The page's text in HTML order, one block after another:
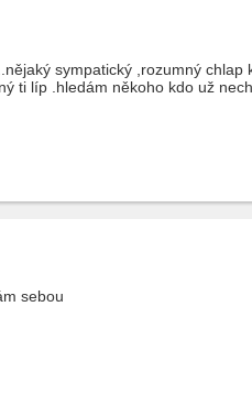
sympatický ,rozumný
ti líp .hledám někoho kdo už
sebou